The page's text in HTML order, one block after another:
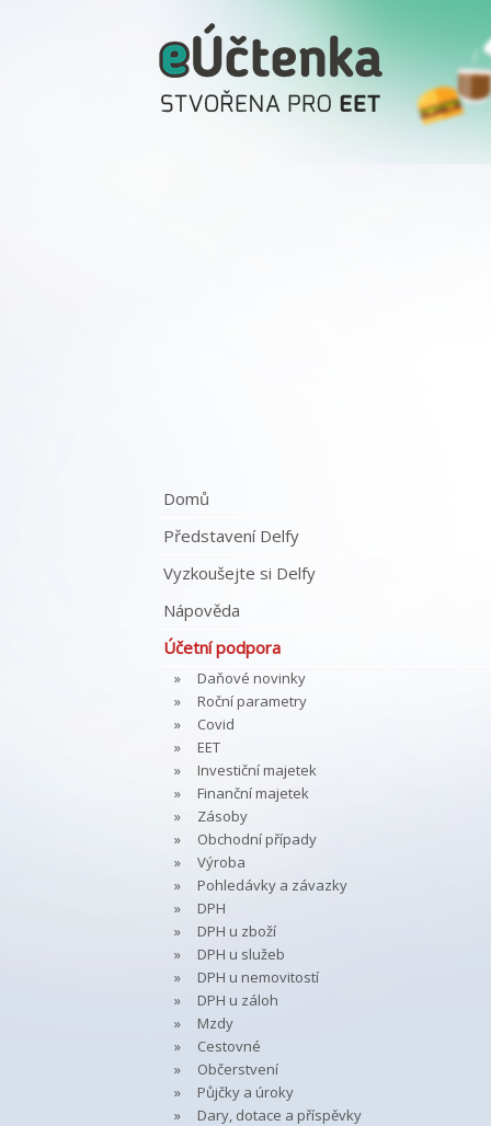
Domů
Představení Delfy
Vyzkoušejte si Delfy
Nápověda
Účetní podpora
Daňové novinky
Roční parametry
Covid
EET
Investiční majetek
Finanční majetek
Zásoby
Obchodní případy
Výroba
Pohledávky a závazky
DPH
DPH u zboží
DPH u služeb
DPH u nemovitostí
DPH u záloh
Mzdy
Cestovné
Občerstvení
Půjčky a úroky
Dary, dotace a příspěvky